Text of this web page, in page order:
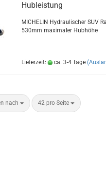
Hub­leis­tung
MI­CHE­LIN Hy­drau­li­scher SUV
530mm ma­xi­ma­ler Hub­hö­he
Lieferzeit: ca. 3-4 Tage
nach 42 pro Seite